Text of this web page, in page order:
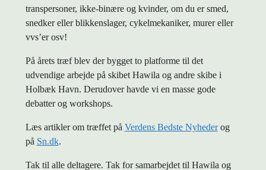
transpersoner, ikke-binære og kvinder, om du er smed,
snedker eller blikkenslager, cykelmekaniker, murer eller
vvs’er osv!
På årets træf blev der bygget to platforme til det
udvendige arbejde på skibet Hawila og andre skibe i
Holbæk Havn. Derudover havde vi en masse gode
debatter og workshops.
Læs artikler om træffet på Verdens Bedste Nyhederog
på Sn.dk.
Tak til alle deltagere. Tak for samarbejdet til Hawila og